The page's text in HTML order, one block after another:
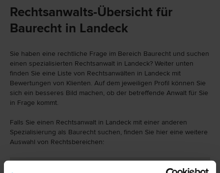
Rechtsanwalts-Übersicht für
Baurecht in Landeck
Sie haben eine rechtliche Frage im Bereich Baurecht und suchen
einen spezialisierten Rechtsanwalt in Landeck? Weiter unten
finden Sie eine Liste von Rechtsanwälten in Landeck mit
Bewertungen von Klienten. Auf dem jeweiligen Profil können Sie
sich ein besseres Bild machen, ob der betreffende Anwalt für Sie
in Frage kommt.
Falls Sie einen Rechtsanwalt in Landeck mit einer anderen
Spezialisierung als Baurecht suchen, finden Sie hier eine weitere
Auswahl von Rechtsbereichen: